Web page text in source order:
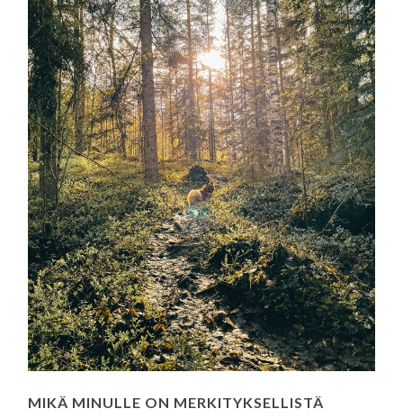
MIKÄ MINULLE ON MERKITYKSELLISTÄ